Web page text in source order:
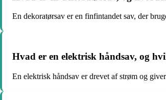
En dekoratørsav er en finfintandet sav, der
Hvad er en elektrisk håndsav, og
En elektrisk håndsav er drevet af strøm og